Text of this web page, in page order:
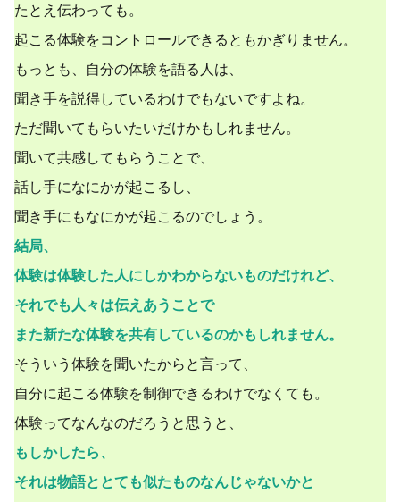
たとえ伝わっても。
起こる体験をコントロールできるともかぎりません。
もっとも、自分の体験を語る人は、
聞き手を説得しているわけでもないですよね。
ただ聞いてもらいたいだけかもしれません。
聞いて共感してもらうことで、
話し手になにかが起こるし、
聞き手にもなにかが起こるのでしょう。
結局、
体験は体験した人にしかわからないものだけれど、
それでも人々は伝えあうことで
また新たな体験を共有しているのかもしれません。
そういう体験を聞いたからと言って、
自分に起こる体験を制御できるわけでなくても。
体験ってなんなのだろうと思うと、
もしかしたら、
それは物語ととても似たものなんじゃないかと